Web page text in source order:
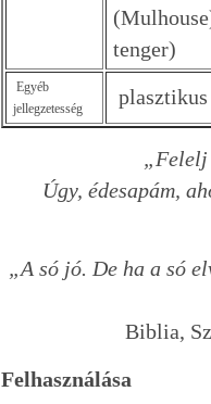
tenger)
Egyéb
jellegzetesség
„Felelj
Úgy, édesapám,
„A só jó. De ha a só
Biblia,
Felhasználása